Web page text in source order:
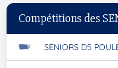
Compétitions des
SENIORS D5